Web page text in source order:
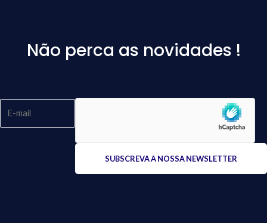
Não perca as novidades !